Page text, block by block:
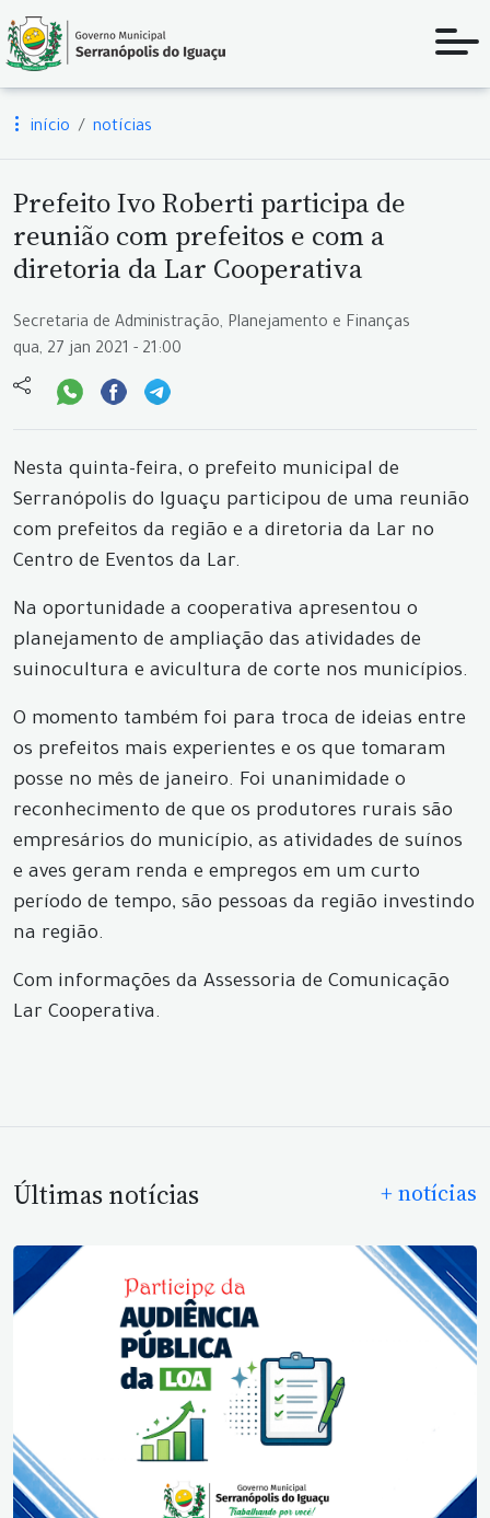
início notícias
Prefeito Ivo Roberti participa de
reunião com prefeitos e com a
diretoria da Lar Cooperativa
Secretaria de Administração, Planejamento e Finanças
qua, 27 jan 2021 - 21:00
Nesta quinta-feira, o prefeito municipal de
Serranópolis do Iguaçu participou de uma reunião
com prefeitos da região e a diretoria da Lar no
Centro de Eventos da Lar.
Na oportunidade a cooperativa apresentou o
planejamento de ampliação das atividades de
suinocultura e avicultura de corte nos municípios.
O momento também foi para troca de ideias entre
os prefeitos mais experientes e os que tomaram
posse no mês de janeiro. Foi unanimidade o
reconhecimento de que os produtores rurais são
empresários do município, as atividades de suínos
e aves geram renda e empregos em um curto
período de tempo, são pessoas da região investindo
na região.
Com informações da Assessoria de Comunicação
Lar Cooperativa.
Últimas notícias + notícias